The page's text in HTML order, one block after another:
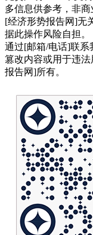
多信息供参考，非
[经济形势报告网]无
据此操作风险自担
通过[邮箱/电话]联系
篡改内容或用于违
报告网]所有。